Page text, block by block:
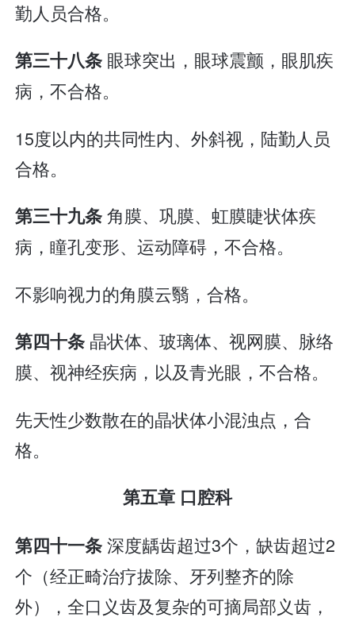
勤人员合格。
第三十八条 眼球突出，眼球震颤，眼肌疾
病，不合格。
15度以内的共同性内、外斜视，陆勤人员
合格。
第三十九条角膜、巩膜、虹膜睫状体疾
病，瞳孔变形、运动障碍，不合格。
不影响视力的角膜云翳，合格。
第四十条 晶状体、玻璃体、视网膜、脉络
膜、视神经疾病，以及青光眼，不合格。
先天性少数散在的晶状体小混浊点，合
格。
第五章 口腔科
第四十一条深度龋齿超过3个，缺齿超过2
个（经正畸治疗拔除、牙列整齐的除
外），全口义齿及复杂的可摘局部义齿，